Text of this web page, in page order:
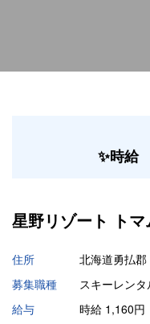
✨時給
星野リゾート ト
住所
北海道勇払
募集職種
スキーレンタ
給与
時給 1,160円